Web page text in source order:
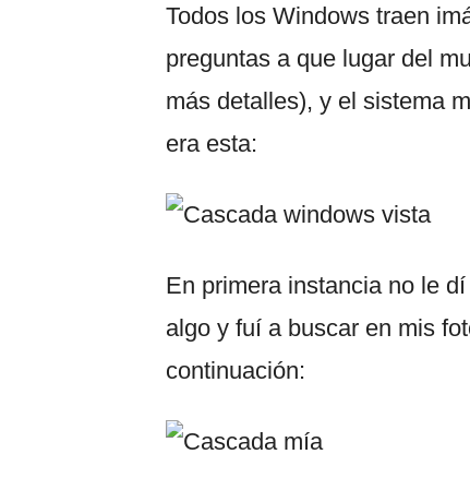
consejos
Todos los Windows traen
preguntas a que lugar del
más detalles), y el sistema
era esta:
En primera instancia no le
algo y fuí a buscar en mis
continuación: